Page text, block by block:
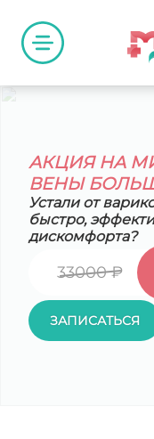
АКЦИЯ НА
ВЕНЫ
Устали от
быстро,
дискомфорта?
33000 ₽
ЗАПИСАТЬСЯ